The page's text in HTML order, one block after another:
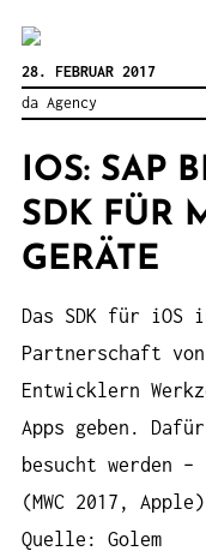
28. FEBRUAR 2017
da Agency
IOS: SAP
SDK FÜR
GERÄTE
Das SDK für
Partnerschaft
Entwicklern
Apps geben.
besucht werden
(MWC 2017, Apple)
Quelle: Golem